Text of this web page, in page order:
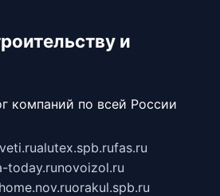
и
компаний по всей России
alutex.spb.rufas.ru
today.runovoizol.ru
orakul.spb.ru